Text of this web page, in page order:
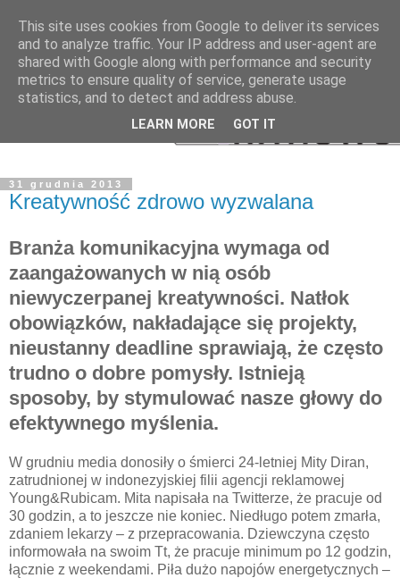
31 grudnia 2013
Kreatywność zdrowo wyzwalana
Branża komunikacyjna wymaga od
zaangażowanych w nią osób
niewyczerpanej kreatywności. Natłok
obowiązków, nakładające się projekty,
nieustanny deadline sprawiają, że często
trudno o dobre pomysły. Istnieją
sposoby, by stymulować nasze głowy do
efektywnego myślenia.
W grudniu media donosiły o śmierci 24-letniej Mity Diran,
zatrudnionej w indonezyjskiej filii agencji reklamowej
Young&Rubicam. Mita napisała na Twitterze, że pracuje od
30 godzin, a to jeszcze nie koniec. Niedługo potem zmarła,
zdaniem lekarzy – z przepracowania. Dziewczyna często
informowała na swoim Tt, że pracuje minimum po 12 godzin,
łącznie z weekendami. Piła dużo napojów energetycznych –
This site uses cookies from Google to deliver its services
and to analyze traffic. Your IP address and user-agent are
shared with Google along with performance and security
metrics to ensure quality of service, generate usage
statistics, and to detect and address abuse.
LEARN MORE GOT IT